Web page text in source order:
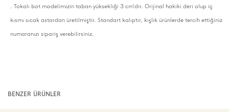
. Tokalı bot modelimizin taban yüksekliği 3 cm'dir. Orijinal hakiki deri olup iç
kısmı sıcak astardan üretilmiştir. Standart kalıptır, kışlık ürünlerde tercih ettiğiniz
numaranızı sipariş verebilirsiniz.
BENZER ÜRÜNLER